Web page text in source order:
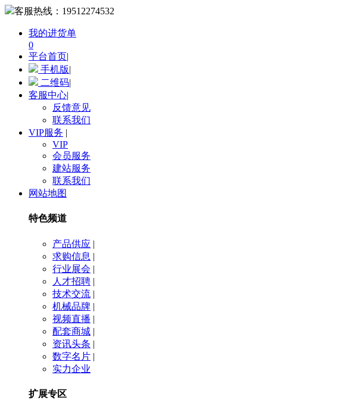
客服热线： 19512274532
我的进货单
0
平台首页|
手机版|
二维码|
客服中心|
反馈意见
联系我们
VIP服务 |
VIP
会员服务
建站服务
联系我们
网站地图
特色频道
产品供应 |
求购信息 |
行业展会 |
人才招聘 |
技术交流 |
机械品牌 |
视频直播 |
配套商城 |
资讯头条 |
数字名片 |
实力企业
扩展专区